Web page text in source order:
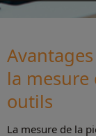
la mesure
outils
La mesure de la